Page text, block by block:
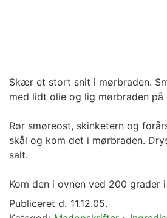
Skær et stort snit i mørbraden.
med lidt olie og lig mørbraden på
Rør smøreost, skinketern og
skål og kom det i mørbraden.
salt.
Kom den i ovnen ved 200 grader
Publiceret d. 11.12.05.